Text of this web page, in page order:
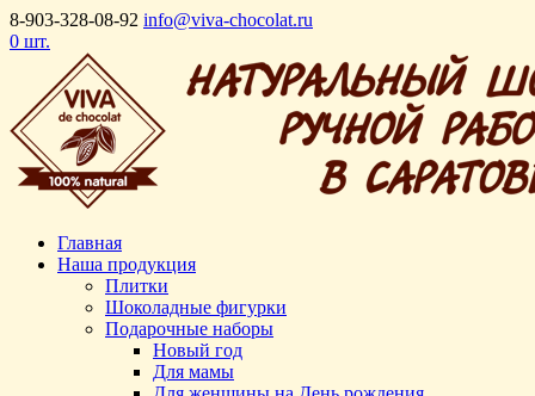
8-903-328-08-92 info@viva-chocolat.ru
0 шт.
Главная
Наша продукция
Плитки
Шоколадные фигурки
Подарочные наборы
Новый год
Для мамы